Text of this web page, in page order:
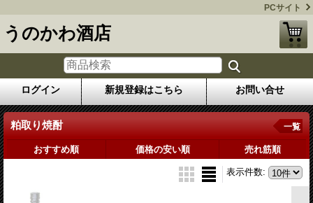
PCサイト
うのかわ酒店
ログイン 新規登録はこちら お問い合せ
粕取り焼酎 一覧
おすすめ順 価格の安い順 売れ筋順
表示件数: